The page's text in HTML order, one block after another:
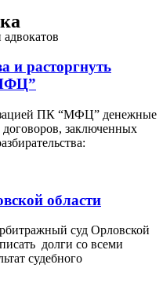
и расторгнуть
ПК “МФЦ” денежные
заключенных
области
суд Орловской
долги со всеми
судебного